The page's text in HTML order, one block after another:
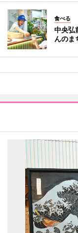
食べる
中央弘
んのま